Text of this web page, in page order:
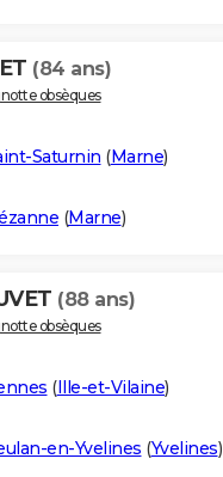
(84 ans)
obsèques
Saturnin (Marne)
(Marne)
(88 ans)
obsèques
(Ille-et-Vilaine)
en-Yvelines (Yvelines)